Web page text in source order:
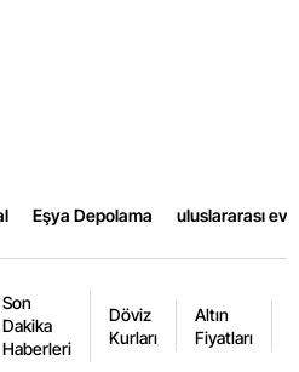
Eşya Depolama uluslararası
Son
Dakika
Haberleri
Döviz
Kurları
Altın
Fiyatları